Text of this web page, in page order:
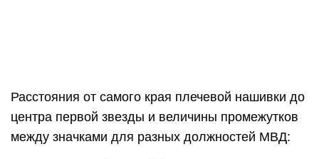
Расстояния от самого края плечевой нашивки до
центра первой звезды и величины промежутков
между значками для разных должностей МВД: